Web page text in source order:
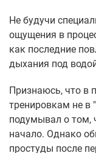
Не будучи
ощущения в
как последние
дыхания под
Признаюсь, что в
тренировкам не в
подумывал о том,
начало. Однако
простуды после